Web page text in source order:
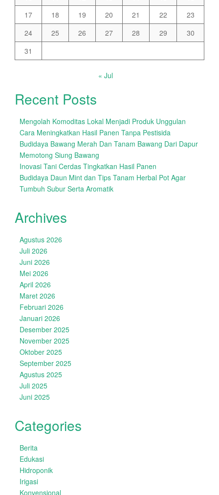
17
18 19 20 21 22
23
24
25 26 27 28 29
30
31
« Jul
Recent Posts
Mengolah Komoditas Lokal Menjadi Produk Unggulan
Cara Meningkatkan Hasil Panen Tanpa Pestisida
Budidaya Bawang Merah Dan Tanam Bawang Dari Dapur
Memotong Siung Bawang
Inovasi Tani Cerdas Tingkatkan Hasil Panen
Budidaya Daun Mint dan Tips Tanam Herbal Pot Agar
Tumbuh Subur Serta Aromatik
Archives
Agustus 2026
Juli 2026
Juni 2026
Mei 2026
April 2026
Maret 2026
Februari 2026
Januari 2026
Desember 2025
November 2025
Oktober 2025
September 2025
Agustus 2025
Juli 2025
Juni 2025
Categories
Berita
Edukasi
Hidroponik
Irigasi
Konvensional